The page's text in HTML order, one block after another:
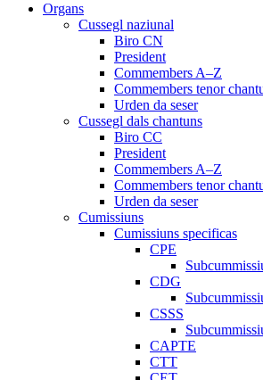
Organs
Cussegl naziunal
Biro CN
President
Commembers A–Z
Commembers tenor
Urden da seser
Cussegl dals chantuns
Biro CC
President
Commembers A–Z
Commembers tenor
Urden da seser
Cumissiuns
Cumissiuns specificas
CPE
CDG
CSSS
CAPTE
CTT